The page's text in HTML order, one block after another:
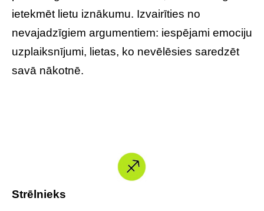
ietekmēt lietu iznākumu. Izvairīties no
nevajadzīgiem argumentiem: iespējami emociju
uzplaiksnījumi, lietas, ko nevēlēsies saredzēt
savā nākotnē.
Strēlnieks